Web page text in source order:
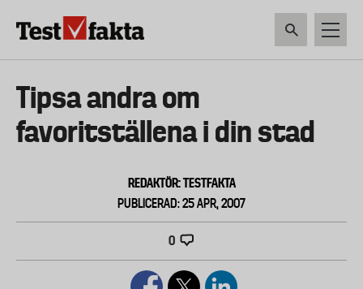
Huvudmeny
ny
Tipsa andra om
favoritställena i din stad
REDAKTÖR: TESTFAKTA
PUBLICERAD: 25 APR, 2007
0